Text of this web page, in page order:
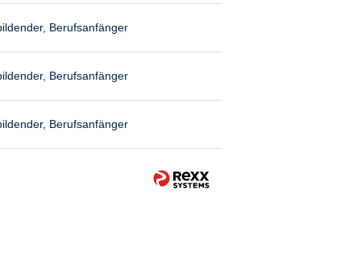
Berufsanfänger
Berufsanfänger
Berufsanfänger